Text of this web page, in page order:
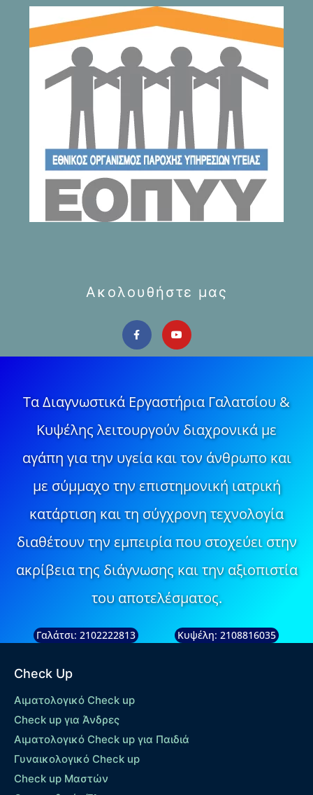
Ακολουθήστε μας
Τα Διαγνωστικά Εργαστήρια Γαλατσίου &
Κυψέλης λειτουργούν διαχρονικά με
αγάπη για την υγεία και τον άνθρωπο και
με σύμμαχο την επιστημονική ιατρική
κατάρτιση και τη σύγχρονη τεχνολογία
διαθέτουν την εμπειρία που στοχεύει στην
ακρίβεια της διάγνωσης και την αξιοπιστία
του αποτελέσματος.
Γαλάτσι: 2102222813 Κυψέλη: 2108816035
Check Up
Αιματολογικό Check up
Check up για Άνδρες
Αιματολογικό Check up για Παιδιά
Γυναικολογικό Check up
Check up Μαστών